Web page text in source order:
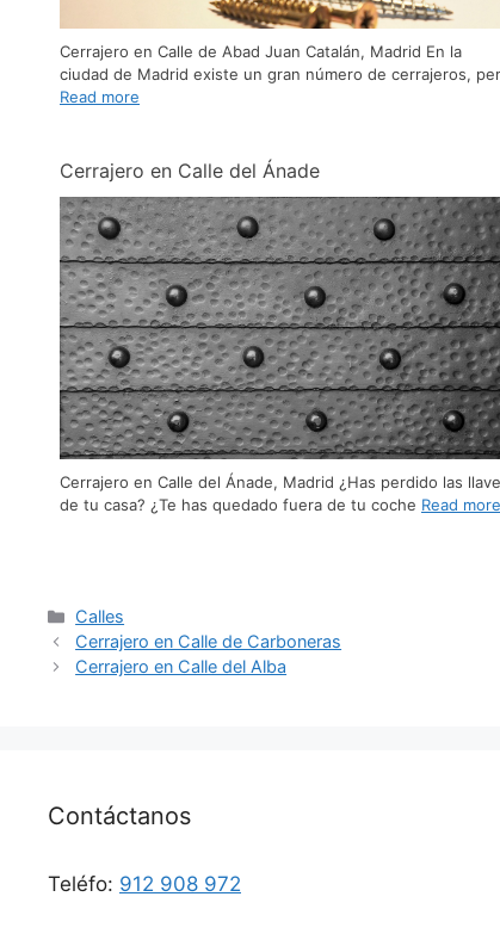
Cerrajero en Calle de Abad Juan Catalán, Madrid En la
ciudad de Madrid existe un gran número de cerrajeros,
Read more
Cerrajero en Calle del Ánade
Cerrajero en Calle del Ánade, Madrid ¿Has perdido las
de tu casa? ¿Te has quedado fuera de tu coche Read more
Calles
Cerrajero en Calle de Carboneras
Cerrajero en Calle del Alba
Contáctanos
Teléfo: 912 908 972